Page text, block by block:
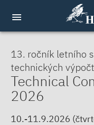
menu
13. ročník letního
technických
Technical
2026
10.-11.9.2026